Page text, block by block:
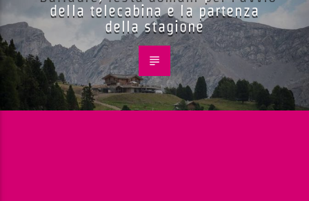
della telecabina e la partenza
della stagione